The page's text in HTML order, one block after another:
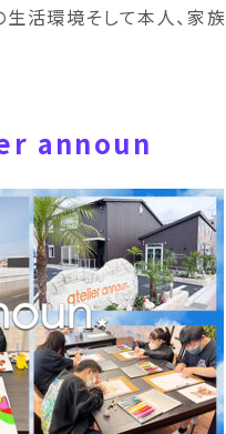
生活環境そして本人、家
announ